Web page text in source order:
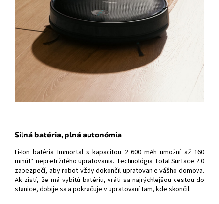
Silná batéria, plná autonómia
Li-Ion batéria Immortal s kapacitou 2 600 mAh umožní až 160
minút* nepretržitého upratovania. Technológia Total Surface 2.0
zabezpečí, aby robot vždy dokončil upratovanie vášho domova.
Ak zistí, že má vybitú batériu, vráti sa najrýchlejšou cestou do
stanice, dobije sa a pokračuje v upratovaní tam, kde skončil.